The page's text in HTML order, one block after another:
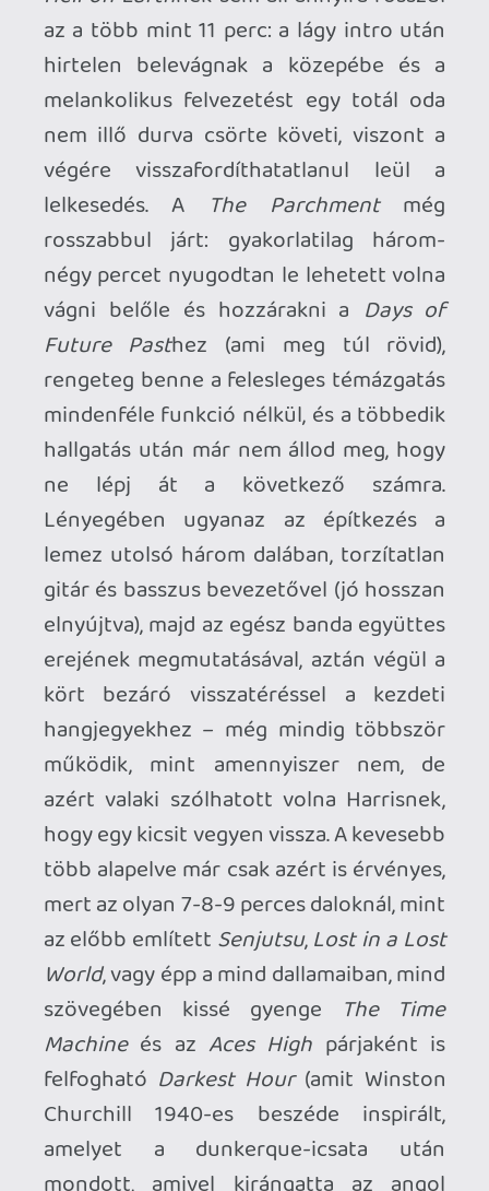
Ahhoz, hogy te is hozzászólj, be kell
jelentkezned!
Cyberpunk78 2022.06.30 09:27:00 #1xgh9
Kedves "hozzáértők" !
Ti ritka nagy kivételek vagytok, ezt az
írásaitokból elsőre lejön....
Írjunk, hogy legyen nyomunk a neten, de a
tartalom mögötte zéró.....
Amúgy a sok hülyeség amiket összeírtatok
az albumról, kívülről szakképzett
zenekritikusnak tűnő választékos
fogalmazással, visszafogottan fogalmazva
is röhögésre késztetett....
Nem megyek bele vitatkozásba, de az Iron
Maiden mindig is a megújulásról, a
kívülállónak unalmasnak, eltúlzottnak
tűnő gitárjátékokról volt híres. ÉS NEM
öszehasonlítási alap egyik album a
másikhoz....
Az, hogy Adrian visszatért egy pokolian
más hangzásvilágot adott a zenekarnak.
És vannak a "fülesben" jól hangzó Maiden
számok, és vannak amik bitang módon
dörrenennek élőben. Harris nem mindig
egyértelmű érzés, és hangzásvilága
sokszor meglepő...
hangja is változik, érik...
Ami betett nekem, az a Brian Johnson
hasonlítás..... Ne vicceljetek már....
AC/DC 4/4 ütem alá valami riff, aztán kész
a szám.... (persze szeretem őket,de....)
Azért nézzetek már meg egy Iron Maiden
kottát, és egy AC/DC kottát, akár dob, akár
bassz vagy szológitár....
És Dickinson ének terjedelmét Brian
hangjával....
Kicsit olyan, mint szobrászatról festeni... : )
Comedian 2021.10.04 19:53:35 #1wge8
Ahhoz képest, hogy túl van a hatodik x-en
és a kemoterápián, szerintem hatalmas
teljesítményt nyújt (és nem csak ehhez
képest), kb. Brian Johnsonhoz tudnám
hasonlítani, aki a legutóbbi AC/DC